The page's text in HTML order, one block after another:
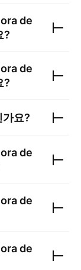
de
?
de
?
가요?
de
de
de